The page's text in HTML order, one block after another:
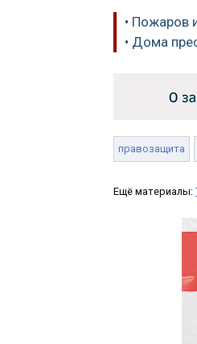
• Пожаров
• Дома
правозащита
Ещё материалы: